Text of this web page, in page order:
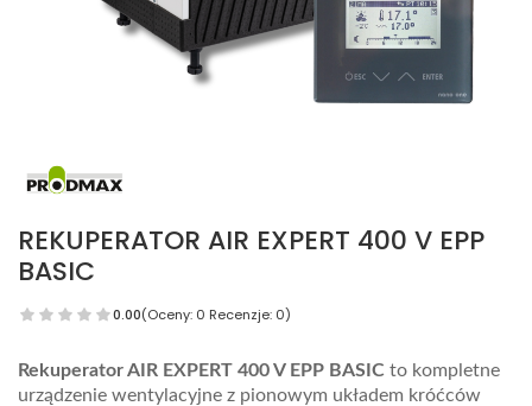
REKUPERATOR AIR EXPERT 400 V EPP
BASIC
0.00(Oceny: 0 Recenzje: 0)
Rekuperator AIR EXPERT 400 V EPP BASIC to kompletne
urządzenie wentylacyjne z pionowym układem króćców